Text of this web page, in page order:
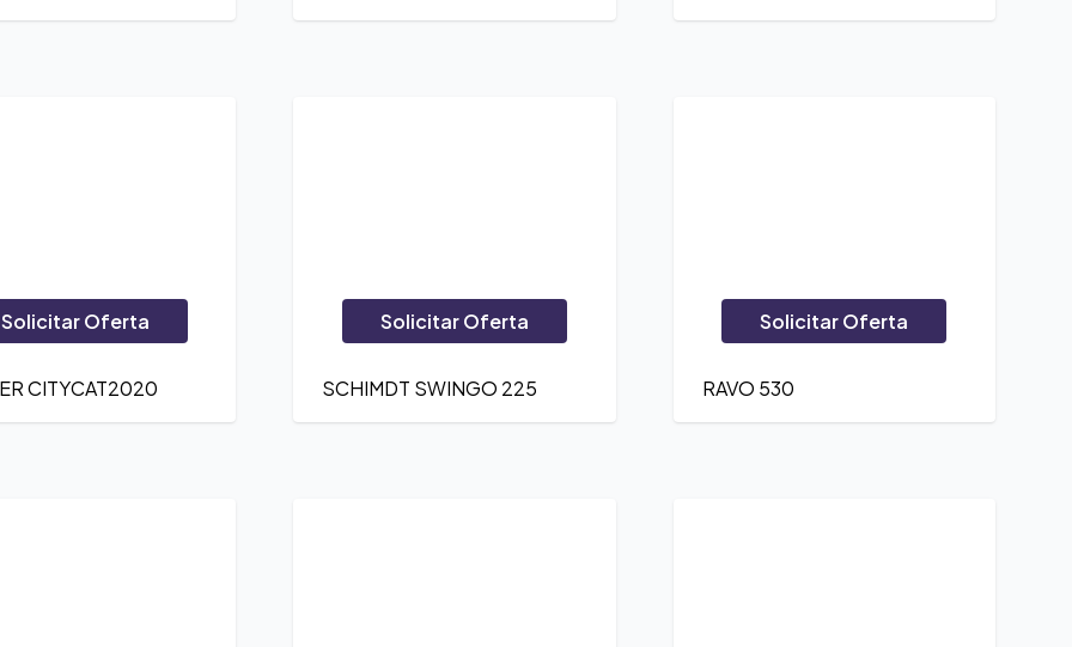
Solicitar Oferta
CITYCAT2020
Solicitar Oferta
SCHIMDT SWINGO 225
Solicitar Oferta
RAVO 530